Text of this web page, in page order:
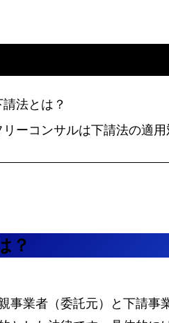
請法とは？
リーコンサルは下請法の適用
？
事業者（委託元）と下請事